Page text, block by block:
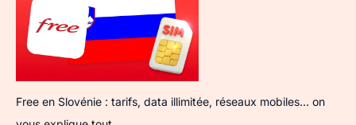
Free en Slovénie : tarifs, data illimitée, réseaux mobiles… on